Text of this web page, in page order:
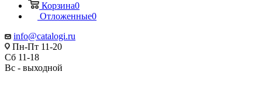
Корзина0
Отложенные0
info@catalogi.ru
Пн-Пт 11-20
Сб 11-18
Вс - выходной